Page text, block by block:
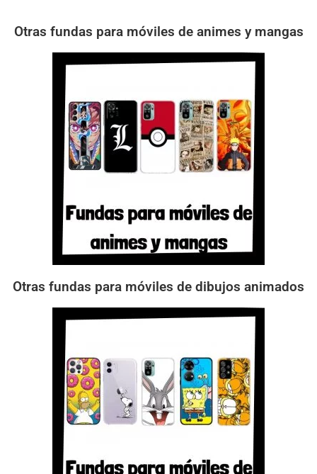
Otras fundas para móviles de animes y mangas
Otras fundas para móviles de dibujos animados